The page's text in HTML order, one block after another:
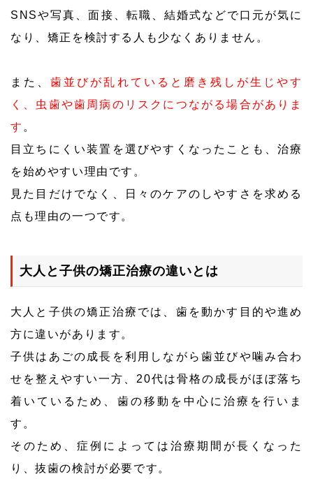
SNSや写真、面接、転職、結婚式などで口元が気に
なり、矯正を検討する人も少なくありません。
また、歯並びが乱れていると磨き残しが生じやす
く、虫歯や歯周病のリスクにつながる場合がありま
す 。
目立ちにくい装置を選びやすくなったことも、治療
を始めやすい理由です。
見た目だけでなく、日々のケアのしやすさを求める
点も理由の一つです。
大人と子供の矯正治療の違いとは
大人と子供の矯正治療では、歯を動かす目的や進め
方に違いがあります。
子供はあごの成長を利用しながら歯並びや噛み合わ
せを整えやすい一方、20代は骨格の成長がほぼ落ち
着いているため、歯の移動を中心に治療を行いま
す。
そのため、症例によっては治療期間が長くなった
り、抜歯の検討が必要です。